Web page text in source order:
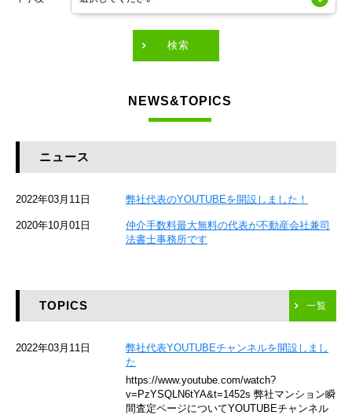
JR総武本線
京成本線
東海道新幹線
東京メトロ東西線
検索
NEWS&TOPICS
ニュース
2022年03月11日 弊社代表のYOUTUBEを開設しました！
2020年10月01日
仲介手数料最大無料の代表が不動産会社兼司
法書士事務所です
TOPICS 一覧
2022年03月11日
弊社代表YOUTUBEチャンネルを開設しまし
た
https://www.youtube.com/watch?
v=PzYSQLN6tYA&t=1452s 弊社マンション瞬
間査定ページについてYOUTUBEチャンネル